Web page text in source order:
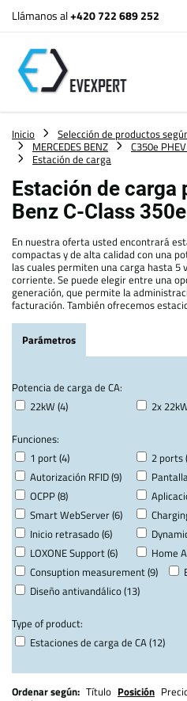
Llámanos al+420 722 689 252
Inicio
Selección de productos
MERCEDES BENZ
C350e
Estación de carga
Estación de carga
Benz C-Class
En nuestra oferta usted encontrará
compactas y de alta calidad con una
las cuales permiten una carga hasta 5
corriente. Se puede elegir entre una
generación, que permite la
facturación. También ofrecemos
Parámetros
Potencia de carga de CA:
22kW (4)
2x
Funciones:
1 port (4)
2 ports
Autorización RFID (9)
OCPP (8)
Smart WebServer (6)
Inicio retrasado (6)
LOXONE Support (6)
Home
Consuption measurement (9)
Diseño antivandálico (13)
Type of product:
Estaciones de carga de CA (12)
Ordenar según: Título Posición